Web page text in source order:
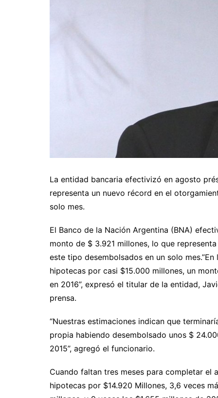
La entidad bancaria efectivizó en agosto
representa un nuevo récord en el
solo mes.
El Banco de la Nación Argentina (BNA)
monto de $ 3.921 millones, lo que
este tipo desembolsados en un solo
hipotecas por casi $15.000 millones, un
en 2016”, expresó el titular de la entidad,
prensa.
“Nuestras estimaciones indican que
propia habiendo desembolsado unos $
2015”, agregó el funcionario.
Cuando faltan tres meses para completar el
hipotecas por $14.920 Millones, 3,6 veces